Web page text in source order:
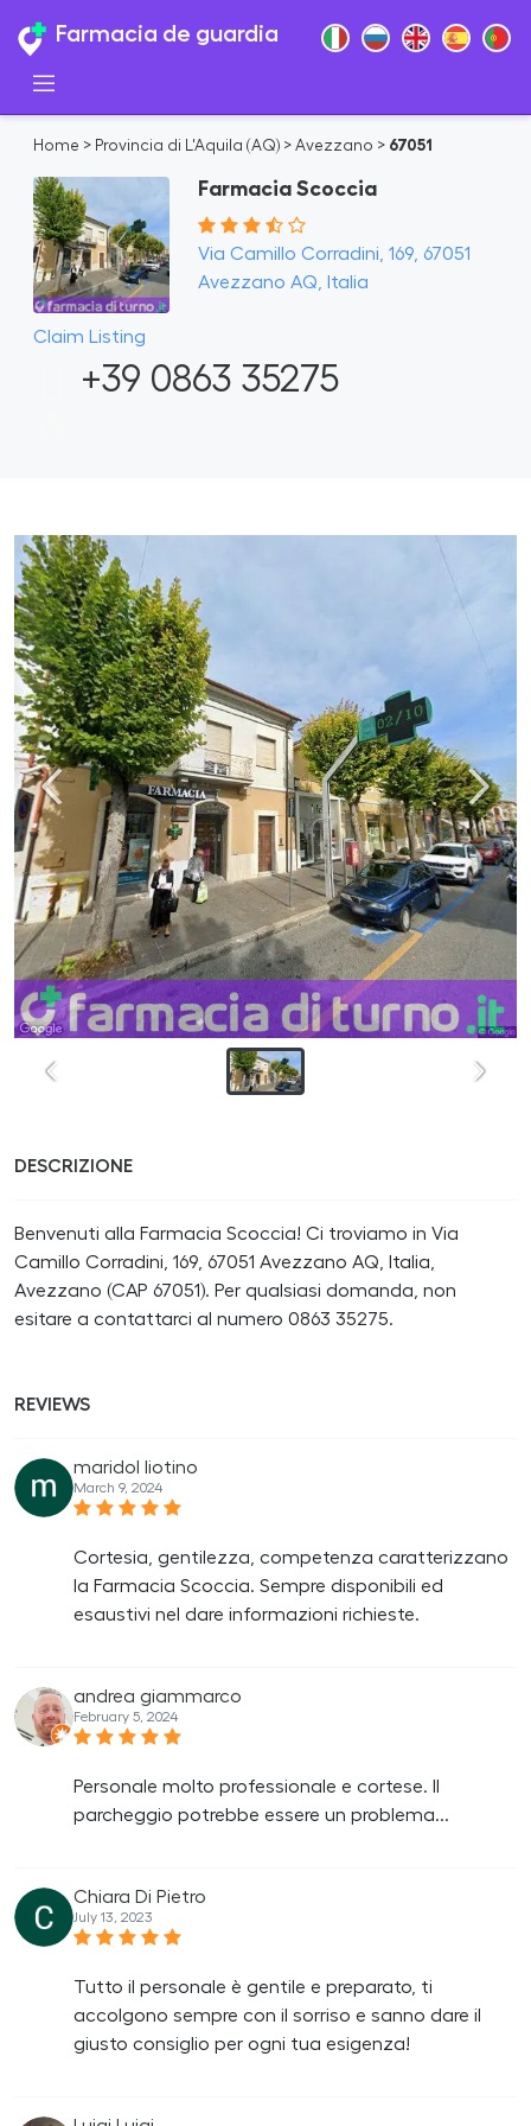
Farmacia de guardia
Home > Provincia di L'Aquila (AQ) > Avezzano > 67051
Farmacia Scoccia
Via Camillo Corradini, 169, 67051
Avezzano AQ, Italia
Claim Listing
+39 0863 35275
DESCRIZIONE
Benvenuti alla Farmacia Scoccia! Ci troviamo in Via
Camillo Corradini, 169, 67051 Avezzano AQ, Italia,
Avezzano (CAP 67051). Per qualsiasi domanda, non
esitare a contattarci al numero 0863 35275.
REVIEWS
maridol liotino
March 9, 2024
Cortesia, gentilezza, competenza caratterizzano
la Farmacia Scoccia. Sempre disponibili ed
esaustivi nel dare informazioni richieste.
andrea giammarco
February 5, 2024
Personale molto professionale e cortese. Il
parcheggio potrebbe essere un problema...
Chiara Di Pietro
July 13, 2023
Tutto il personale è gentile e preparato, ti
accolgono sempre con il sorriso e sanno dare il
giusto consiglio per ogni tua esigenza!